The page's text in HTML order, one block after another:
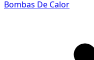
Bombas De Calor